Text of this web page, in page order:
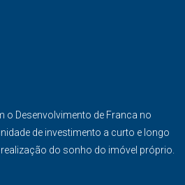
o Desenvolvimento de Franca no
de investimento a curto e longo
do sonho do imóvel próprio.